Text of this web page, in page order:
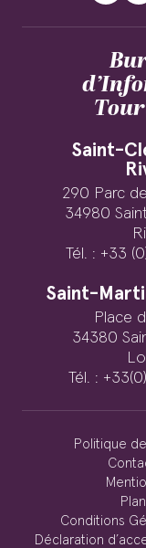
Saint-
290 Parc
34980
Tél. : +33
Saint-
Place
34380
Tél. :
Politique
Conditions
Déclaration